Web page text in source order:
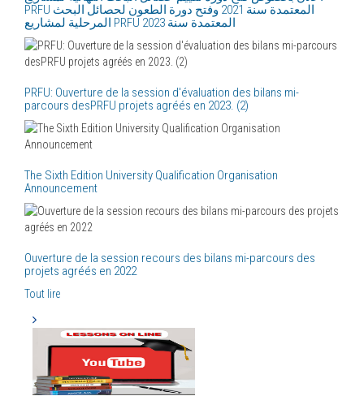
PRFU المعتمدة سنة 2021 وفتح دورة الطعون لحصائل البحث
PRFU: Ouverture de la session d'évaluation des bilans mi-
parcours desPRFU projets agréés en 2023. (2)
The Sixth Edition University Qualification Organisation
Announcement
Ouverture de la session recours des bilans mi-parcours des
projets agréés en 2022
Tout lire